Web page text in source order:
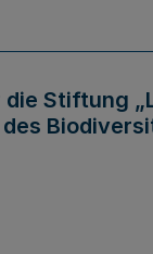
die Stiftung